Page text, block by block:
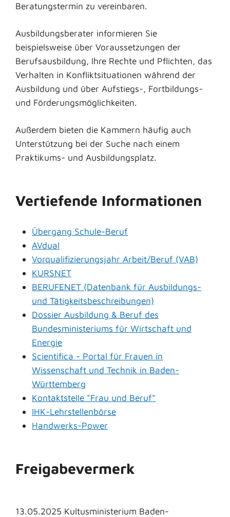
Beratungstermin zu vereinbaren.
Ausbildungsberater informieren Sie
beispielsweise über Voraussetzungen der
Berufsausbildung, Ihre Rechte und Pflichten, das
Verhalten in Konfliktsituationen während der
Ausbildung und über Aufstiegs-, Fortbildungs-
und Förderungsmöglichkeiten.
Außerdem bieten die Kammern häufig auch
Unterstützung bei der Suche nach einem
Praktikums- und Ausbildungsplatz.
Vertiefende Informationen
Übergang Schule-Beruf
AVdual
Vorqualifizierungsjahr Arbeit/Beruf (VAB)
KURSNET
BERUFENET (Datenbank für Ausbildungs-
und Tätigkeitsbeschreibungen)
Dossier Ausbildung & Beruf des
Bundesministeriums für Wirtschaft und
Energie
Scientifica - Portal für Frauen in
Wissenschaft und Technik in Baden-
Württemberg
Kontaktstelle "Frau und Beruf"
IHK-Lehrstellenbörse
Handwerks-Power
Freigabevermerk
13.05.2025 Kultusministerium Baden-